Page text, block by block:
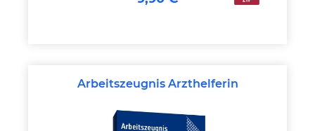
Arbeitszeugnis Arzthelferin